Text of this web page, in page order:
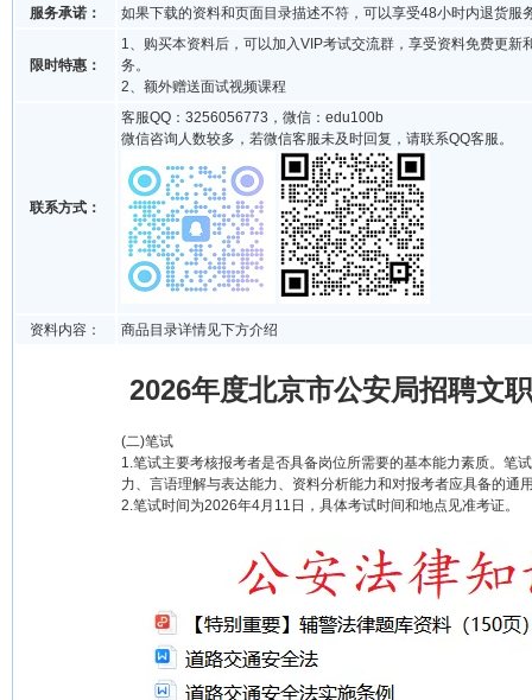
服务承诺：
如果下载的资料和页面目录描述不符，可以享受48小时内退货服
限时特惠：
1、购买本资料后，可以加入VIP考试交流群，享受资料免费更新
务。
2、额外赠送面试视频课程
联系方式：
客服QQ：3256056773，微信：edu100b
微信咨询人数较多，若微信客服未及时回复，请联系QQ客服。
资料内容： 商品目录详情见下方介绍
2026年度北京市公安局招聘文
(二)笔试
1.笔试主要考核报考者是否具备岗位所需要的基本能力素质。笔
力、言语理解与表达能力、资料分析能力和对报考者应具备的通
2.笔试时间为2026年4月11日，具体考试时间和地点见准考证。